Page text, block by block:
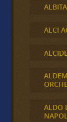
ALCI
ALDO